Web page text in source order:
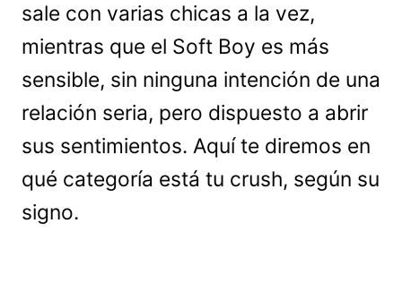
sale con varias chicas a la vez,
mientras que el Soft Boy es más
sensible, sin ninguna intención de una
relación seria, pero dispuesto a abrir
sus sentimientos. Aquí te diremos en
qué categoría está tu crush, según su
signo.